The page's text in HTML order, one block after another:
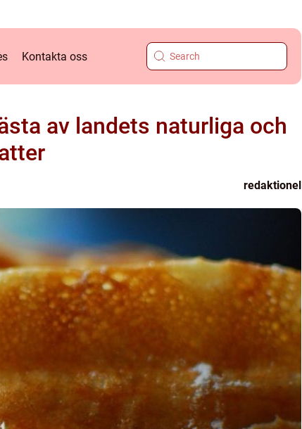
Kontakta oss
av landets naturliga och
redaktionel